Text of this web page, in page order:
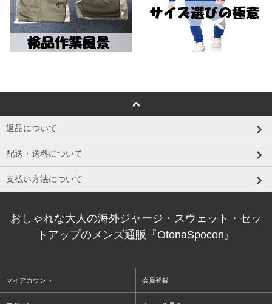
返品について
配送・送料について
支払い方法について
おしゃれな大人の海外ジャージ・スウェット・セッ
トアップのメンズ通販『OtonaSpocon』
マイアカウント 会員登録